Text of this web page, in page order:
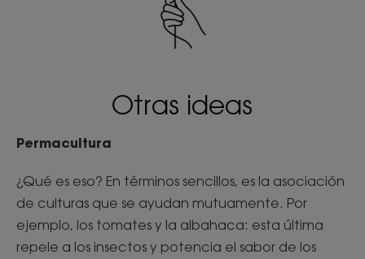
Otras ideas
Permacultura
¿Qué es eso? En términos sencillos, es la asociación
de culturas que se ayudan mutuamente. Por
ejemplo, los tomates y la albahaca: esta última
repele a los insectos y potencia el sabor de los